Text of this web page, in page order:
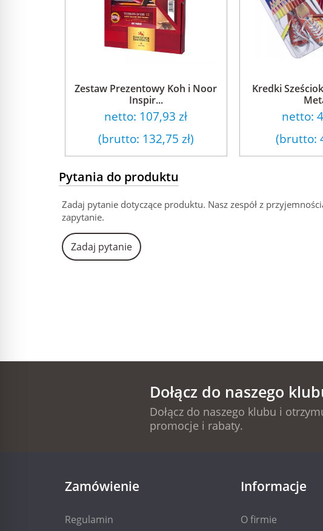
Zestaw Prezentowy Koh i Noor
Inspir...
netto: 107,93 zł
(brutto: 132,75 zł)
Kredki
netto:
(brutto:
Pytania do produktu
Zadaj pytanie dotyczące produktu. Nasz zespół z
zapytanie.
Zadaj pytanie
Dołącz do naszego
Dołącz do naszego klubu i
promocje i rabaty.
Zamówienie
Regulamin
Informacje
O firmie